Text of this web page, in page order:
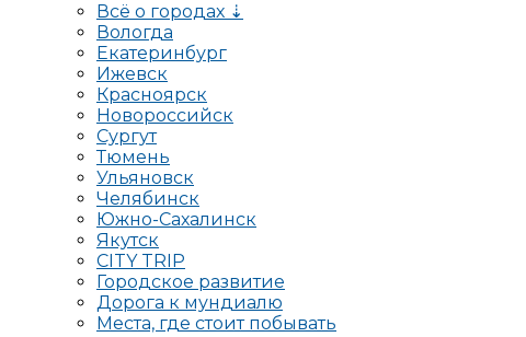
Всё о городах ⇣
Вологда
Екатеринбург
Ижевск
Красноярск
Новороссийск
Сургут
Тюмень
Ульяновск
Челябинск
Южно-Сахалинск
Якутск
CITY TRIP
Городское развитие
Дорога к мундиалю
Места, где стоит побывать